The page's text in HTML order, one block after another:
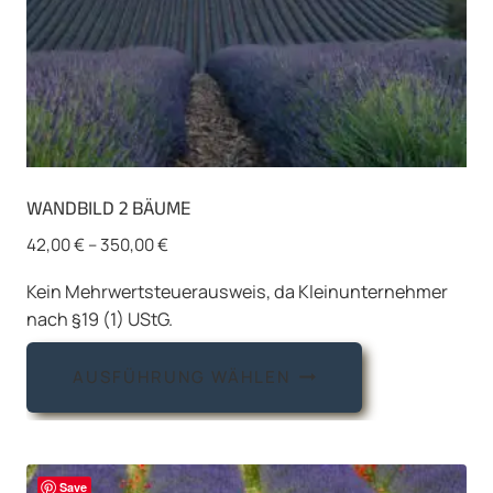
werden
WANDBILD 2 BÄUME
42,00€–350,00€
Kein Mehrwertsteuerausweis, da Kleinunternehmer
nach §19 (1) UStG.
AUSFÜHRUNG WÄHLEN
Dieses
weist
Varianten
Save